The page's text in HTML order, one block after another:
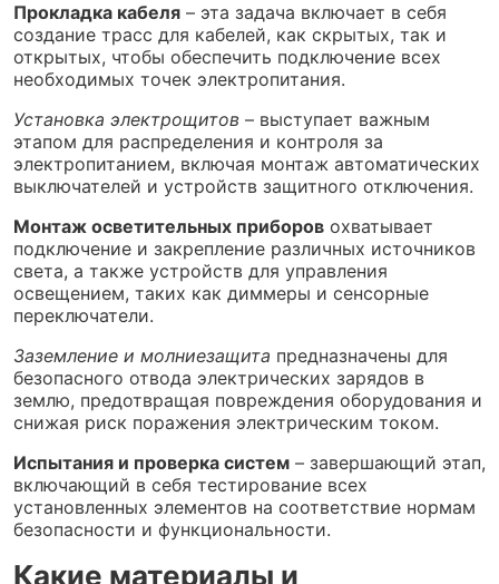
Прокладка кабеля – эта задача включает в себя
создание трасс для кабелей, как скрытых, так и
открытых, чтобы обеспечить подключение всех
необходимых точек электропитания.
Установка электрощитов – выступает важным
этапом для распределения и контроля за
электропитанием, включая монтаж автоматических
выключателей и устройств защитного отключения.
Монтаж осветительных приборов охватывает
подключение и закрепление различных источников
света, а также устройств для управления
освещением, таких как диммеры и сенсорные
переключатели.
Заземление и молниезащита предназначены для
безопасного отвода электрических зарядов в
землю, предотвращая повреждения оборудования и
снижая риск поражения электрическим током.
Испытания и проверка систем – завершающий этап,
включающий в себя тестирование всех
установленных элементов на соответствие нормам
безопасности и функциональности.
Какие материалы и